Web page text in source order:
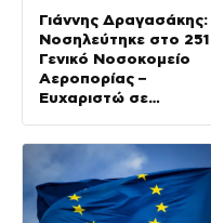
Γιάννης Δραγασάκης:
Νοσηλεύτηκε στο 251
Γενικό Νοσοκομείο
Αεροπορίας –
Ευχαριστώ σε